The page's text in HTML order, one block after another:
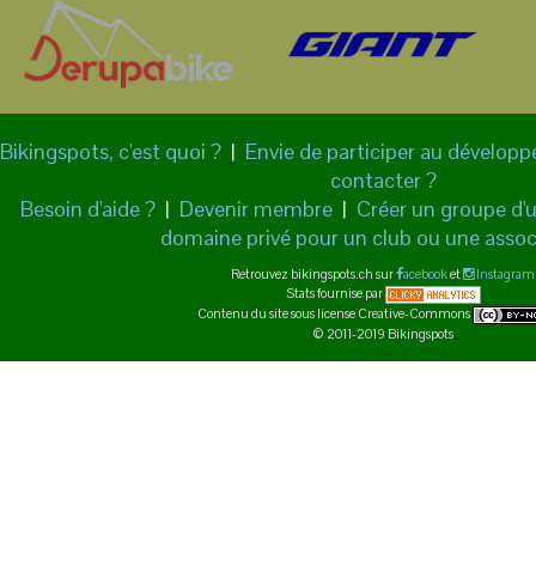
Bikingspots, c'est quoi ? | Envie de participer au
contacter ?
Besoin d'aide ?| Devenir membre| Créer un groupe
domaine privé pour un club ou une
Retrouvez bikingspots.ch sur acebooket
Instagram
Stats fournise par
Contenu du site sous license Creative-Commons
© 2011-2019 Bikingspots